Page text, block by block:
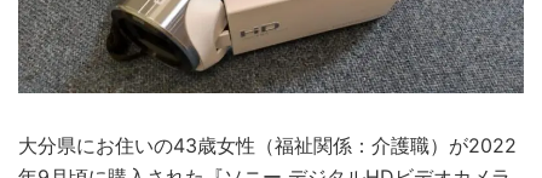
大分県にお住いの43歳女性（福祉関係：介護職）が2022